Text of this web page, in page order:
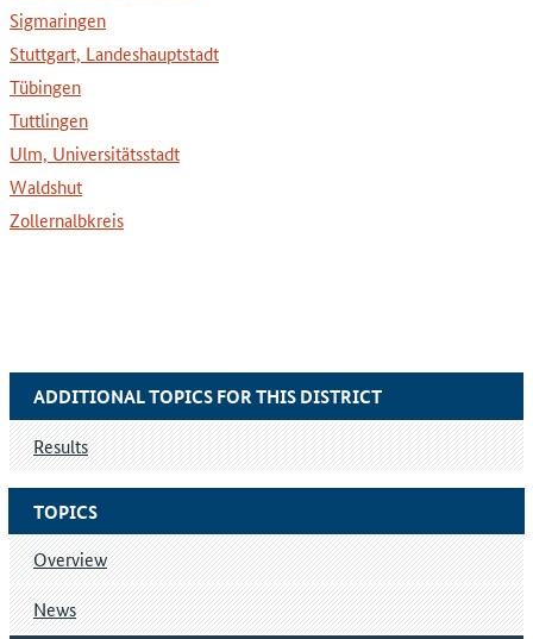
Sigmaringen
Stuttgart, Landeshauptstadt
Tübingen
Tuttlingen
Ulm, Universitätsstadt
Waldshut
Zollernalbkreis
TOPICS
Overview
News
ADDITIONAL TOPICS FOR THIS DISTRICT
Results